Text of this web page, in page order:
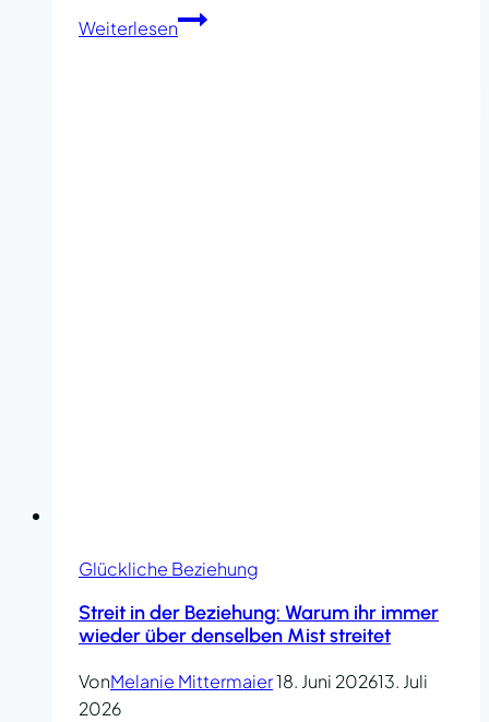
WeiterlesenDie
5
Glückliche Beziehung
Streit in der Beziehung: Warum ihr immer
wieder über denselben Mist streitet
VonMelanie Mittermaier18. Juni 202613. Juli
2026